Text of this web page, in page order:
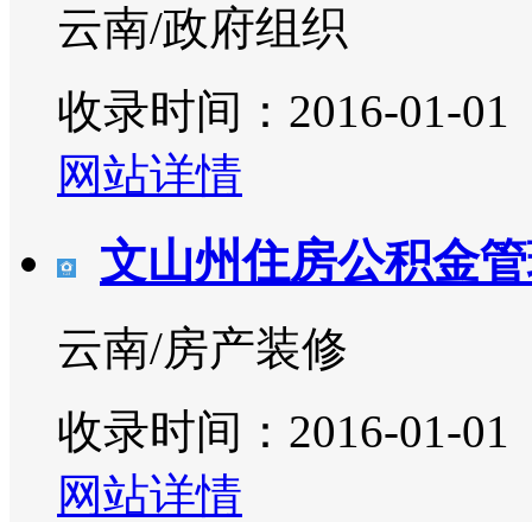
云南/政府组织
收录时间：2016-01-01
网站详情
文山州住房公积金
云南/房产装修
收录时间：2016-01-01
网站详情